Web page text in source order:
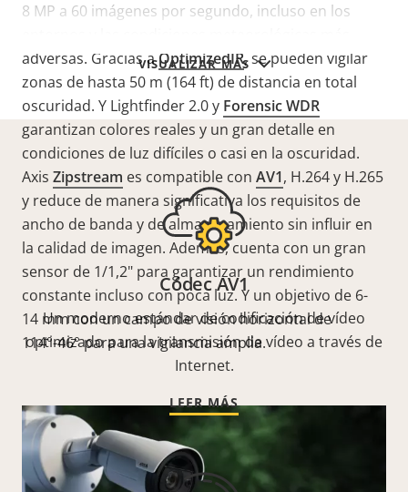
VISUALIZAR MÁS
8 MP a 60 imágenes por segundo, incluso en los
adversas. Gracias aOptimizedIR, se pueden vigilar
zonas de hasta 50 m (164 ft) de distancia en total
oscuridad. Y Lightfinder 2.0 y Forensic WDR
garantizan colores reales y un gran detalle en
condiciones de luz difíciles o casi en la oscuridad.
Axis Zipstream es compatible con AV1, H.264 y H.265
y reduce de manera significativa los requisitos de
ancho de banda y de almacenamiento sin influir en
la calidad de imagen. Además, cuenta con un gran
sensor de 1/1,2" para garantizar un rendimiento
constante incluso con poca luz. Y un objetivo de 6-
14 mm con un campo de visión horizontal de
114°-46° para una vigilancia amplia.
Códec AV1
Un moderno estándar de codificación de vídeo
optimizado para la transmisión de vídeo a través de
Internet.
LEER MÁS